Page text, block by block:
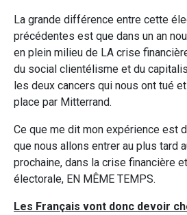
La grande différence entre cette
précédentes est que dans un an
en plein milieu de LA crise
du social clientélisme et du
les deux cancers qui nous ont tué
place par Mitterrand.
Ce que me dit mon expérience est
que nous allons entrer au plus tard
prochaine, dans la crise financière
électorale, EN MÊME TEMPS.
Les Français vont donc devoir